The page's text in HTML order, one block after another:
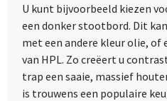
U kunt bijvoorbeeld kiezen
een donker stootbord. Dit
met een andere kleur olie,
van HPL. Zo creëert u
trap een saaie, massief
is trouwens een populaire